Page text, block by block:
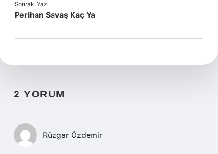
Sonraki Yazı
Perihan Savaş Kaç Ya
2 YORUM
Rüzgar Özdemir